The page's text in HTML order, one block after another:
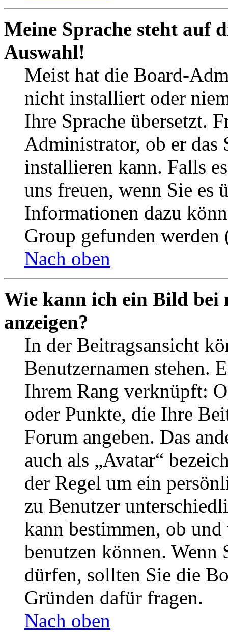
Meine Sprache steht auf
Auswahl!
Meist hat die Board-
nicht installiert oder
Ihre Sprache übersetzt.
Administrator, ob er das
installieren kann. Falls
uns freuen, wenn Sie es
Informationen dazu
Group gefunden
Nach oben
Wie kann ich ein Bild bei
anzeigen?
In der Beitragsansicht
Benutzernamen stehen.
Ihrem Rang verknüpft:
oder Punkte, die Ihre
Forum angeben. Das
auch als „Avatar“
der Regel um ein
zu Benutzer
kann bestimmen, ob
benutzen können. Wenn
dürfen, sollten Sie die
Gründen dafür fragen.
Nach oben